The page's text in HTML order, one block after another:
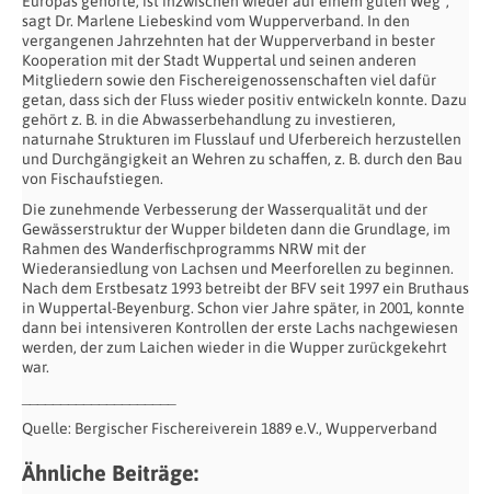
sagt Dr. Marlene Liebeskind vom Wupperverband. In den
vergangenen Jahrzehnten hat der Wupperverband in bester
Kooperation mit der Stadt Wuppertal und seinen anderen
Mitgliedern sowie den Fischereigenossenschaften viel dafür
getan, dass sich der Fluss wieder positiv entwickeln konnte. Dazu
gehört z. B. in die Abwasserbehandlung zu investieren,
naturnahe Strukturen im Flusslauf und Uferbereich herzustellen
und Durchgängigkeit an Wehren zu schaffen, z. B. durch den Bau
von Fischaufstiegen.
Die zunehmende Verbesserung der Wasserqualität und der
Gewässerstruktur der Wupper bildeten dann die Grundlage, im
Rahmen des Wanderfischprogramms NRW mit der
Wiederansiedlung von Lachsen und Meerforellen zu beginnen.
Nach dem Erstbesatz 1993 betreibt der BFV seit 1997 ein Bruthaus
in Wuppertal-Beyenburg. Schon vier Jahre später, in 2001, konnte
dann bei intensiveren Kontrollen der erste Lachs nachgewiesen
werden, der zum Laichen wieder in die Wupper zurückgekehrt
war.
Quelle: Bergischer Fischereiverein 1889 e.V., Wupperverband
Ähnliche Beiträge: